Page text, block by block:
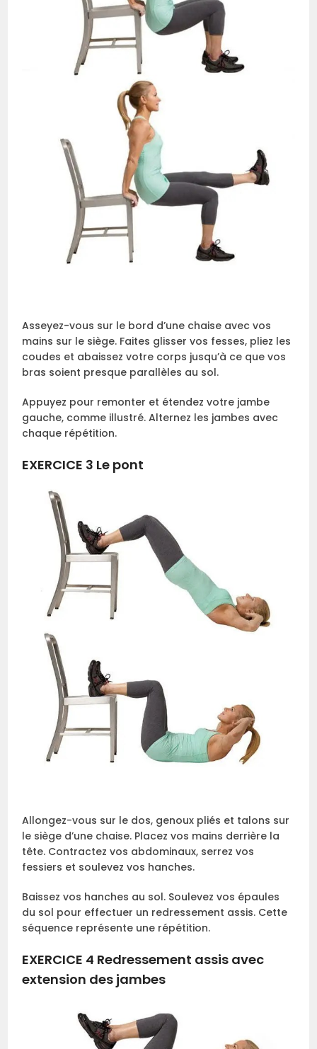
Asseyez-vous sur le bord d’une chaise avec vos
mains sur le siège. Faites glisser vos fesses, pliez les
coudes et abaissez votre corps jusqu’à ce que vos
bras soient presque parallèles au sol.
Appuyez pour remonter et étendez votre jambe
gauche, comme illustré. Alternez les jambes avec
chaque répétition.
EXERCICE 3 Le pont
Allongez-vous sur le dos, genoux pliés et talons sur
le siège d’une chaise. Placez vos mains derrière la
tête. Contractez vos abdominaux, serrez vos
fessiers et soulevez vos hanches.
Baissez vos hanches au sol. Soulevez vos épaules
du sol pour effectuer un redressement assis. Cette
séquence représente une répétition.
EXERCICE 4 Redressement assis avec
extension des jambes